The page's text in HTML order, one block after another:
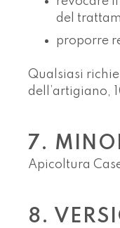
del
proporre
Qualsiasi
dell’artigiano,
7.
Apicoltura
8.